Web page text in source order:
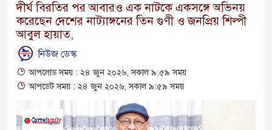
দীর্ঘ বিরতির পর আবারও এক নাটকে একসঙ্গে অভিনয়
করেছেন দেশের নাট্যাঙ্গনের তিন গুণী ও জনপ্রিয় শিল্পী
আবুল হায়াত,
নিউজ ডেস্ক
আপলোড সময় : ২৪ জুন ২০২৬, সকাল ৯:৫৯ সময়
আপডেট সময় : ২৪ জুন ২০২৬, সকাল ৯:৫৯ সময়